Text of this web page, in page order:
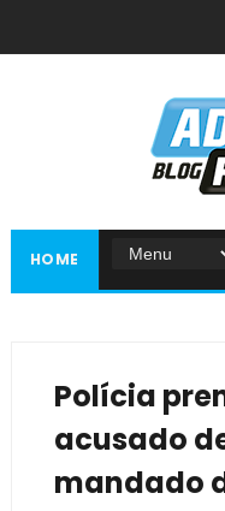
HOME
Polícia
acusado
mandado